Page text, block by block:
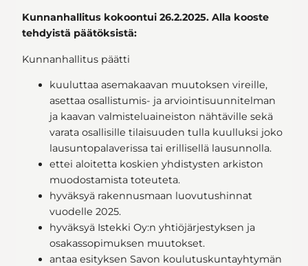
Kunnanhallitus kokoontui 26.2.2025. Alla kooste
tehdyistä päätöksistä:
Kunnanhallitus päätti
kuuluttaa asemakaavan muutoksen vireille,
asettaa osallistumis- ja arviointisuunnitelman
ja kaavan valmisteluaineiston nähtäville sekä
varata osallisille tilaisuuden tulla kuulluksi joko
lausuntopalaverissa tai erillisellä lausunnolla.
ettei aloitetta koskien yhdistysten arkiston
muodostamista toteuteta.
hyväksyä rakennusmaan luovutushinnat
vuodelle 2025.
hyväksyä Istekki Oy:n yhtiöjärjestyksen ja
osakassopimuksen muutokset.
antaa esityksen Savon koulutuskuntayhtymän